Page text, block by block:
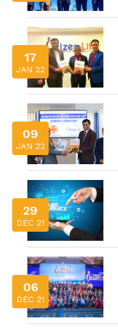
17
JAN 22
09
JAN 22
29
DEC 21
06
DEC 21